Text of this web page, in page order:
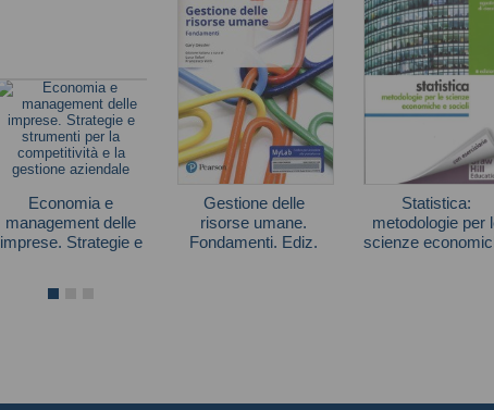
Economia e
management delle
imprese. Strategie e
gestione aziendale
Gestione delle
risorse umane.
Fondamenti. Ediz.
Statistica:
metodologie per
scienze